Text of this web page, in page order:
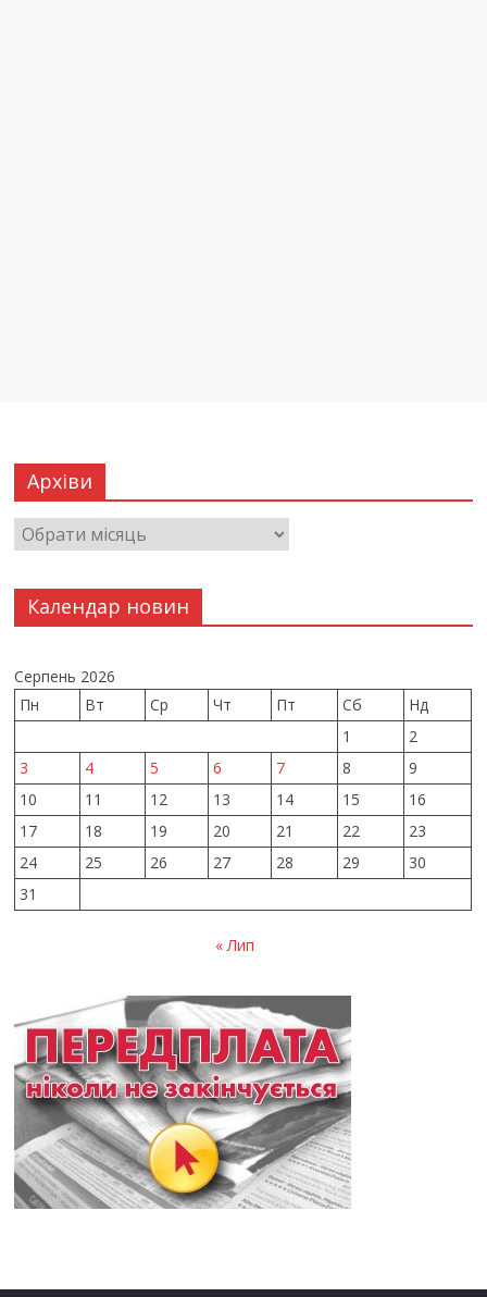
Архіви
Календар новин
Серпень 2026
Пн
Вт Ср Чт Пт Сб
Нд
1
2
3
4 5 6 7 8
9
10
11 12 13 14 15
16
17
18 19 20 21 22
23
24
25 26 27 28 29
30
31
« Лип